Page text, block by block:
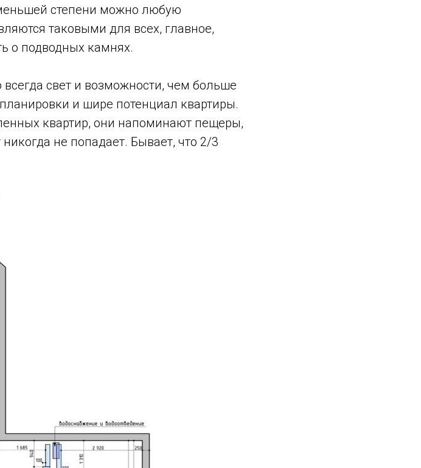
степени можно любую
таковыми для всех, главное,
о подводных камнях.
всегда свет и возможности, чем больше
и шире потенциал квартиры.
квартир, они напоминают пещеры,
не попадает. Бывает, что 2/3